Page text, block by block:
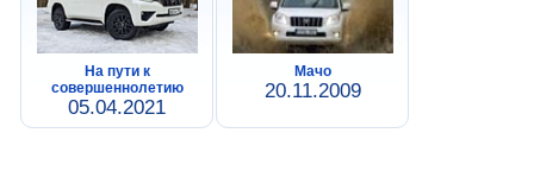
На пути к
совершеннолетию
05.04.2021
Мачо
20.11.2009